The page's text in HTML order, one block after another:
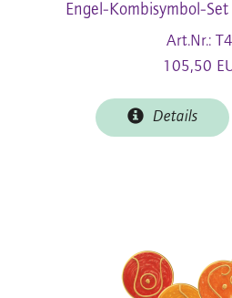
Engel-Kombisymbol-
Art.Nr.:
105,50
Details